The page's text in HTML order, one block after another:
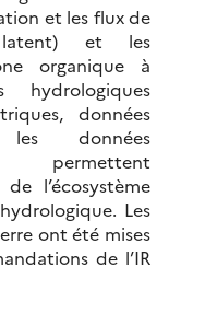
et les flux de
et les
organique à
hydrologiques
données
les données
permettent
l’écosystème
Les
ont été mises
de l’IR